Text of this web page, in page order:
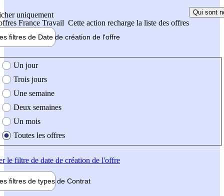
uniquement
France Travail Cette action recharge la liste des offres
Qui sont
filtres de Date de création de l'offre
création de l'offre
Un jour
Trois jours
Une semaine
Deux semaines
Un mois
Toutes les offres
le filtre de date de création de l'offre
filtres de types de Contrat